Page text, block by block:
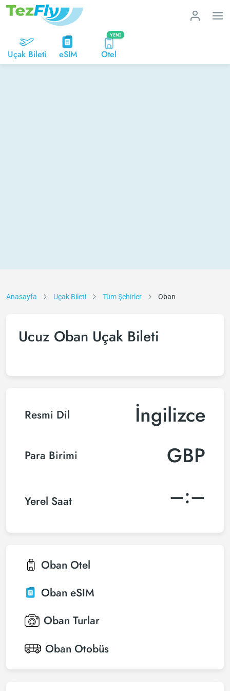
Uçak Bileti eSIM
YENI
Otel
Anasayfa Uçak Bileti Tüm Şehirler Oban
Ucuz Oban Uçak Bileti
Resmi Dil İngilizce
Para Birimi GBP
Yerel Saat –:–
Oban Otel
Oban eSIM
Oban Turlar
Oban Otobüs